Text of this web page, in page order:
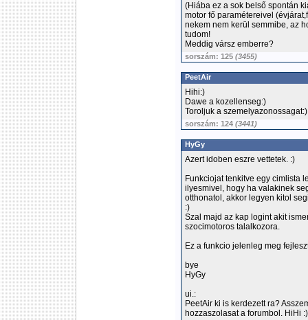
(Hiába ez a sok belső spontán
motor fő paramétereivel
nekem nem kerül semmibe, az
tudom!
Meddig vársz emberre?
sorszám: 125 (3455)
PeetAir
Hihi:)
Dawe a kozellenseg:)
Toroljuk a szemelyazonossagat:)
sorszám: 124 (3441)
HyGy
Azert idoben eszre vettetek. :)
Funkciojat tenkitve egy cimlista
ilyesmivel, hogy ha valakinek
otthonatol, akkor legyen kitol
:)
Szal majd az kap logint akit
szocimotoros talalkozora.
Ez a funkcio jelenleg meg
bye
HyGy
ui.:
PeetAir ki is kerdezett ra?
hozzaszolasat a forumbol. HiHi